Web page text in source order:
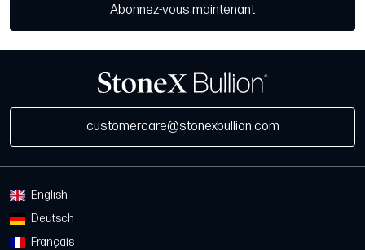
Abonnez-vous maintenant
customercare@stonexbullion.com
English
Deutsch
Français